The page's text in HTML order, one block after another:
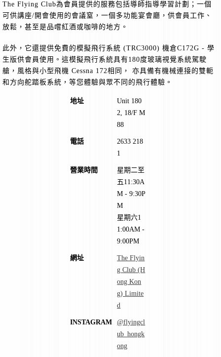
The Flying Club為會員提供的服務包括導師指導學習計劃；一個
可供講座/開會使用的會議窒，一個多功能宴會廳，供會員工作、
放鬆，甚至是品嚐紅酒或咖啡的地方。
此外，它還提供免費的模擬飛行系統 (TRC3000) 機倉C172G - 學
生版供會員使用。這模擬飛行系統具有180度玻璃視覺系統駕駛
艙，風格與小型飛機 Cessna 172相同， 亦具備有機械連接的雙軛
和方向舵踏板系統，等您體驗與眾不同的飛行體驗。
地址
Unit 180
2, 18/F M
88
電話
2633 218
1
營業時間
星期二至
五11:30A
M - 9:30P
M
星期六1
1:00AM -
9:00PM
網址
The Flyin
g Club (H
ong Kon
g) Limite
d
INSTAGRAM
@flyingcl
ub_hongk
ong